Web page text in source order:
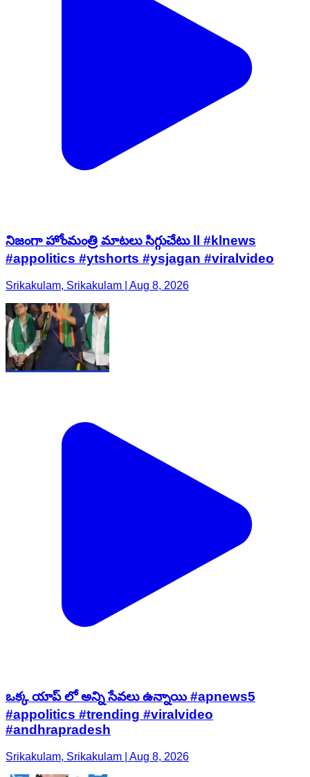
నిజంగా హోంమంత్రి మాటలు సిగ్గుచేటు ll #klnews
#appolitics #ytshorts #ysjagan #viralvideo
Srikakulam, Srikakulam | Aug 8, 2026
ఒక్క యాప్ లో అన్ని సేవలు ఉన్నాయి #apnews5
#appolitics #trending #viralvideo
#andhrapradesh
Srikakulam, Srikakulam | Aug 8, 2026